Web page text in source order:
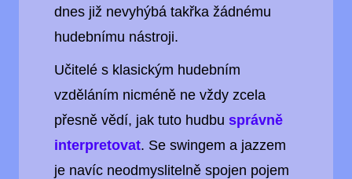
dnes již nevyhýbá takřka žádnému
hudebnímu nástroji.
Učitelé s klasickým hudebním
vzděláním nicméně ne vždy zcela
přesně vědí, jak tuto hudbu správně
interpretovat. Se swingem a jazzem
je navíc neodmyslitelně spojen pojem